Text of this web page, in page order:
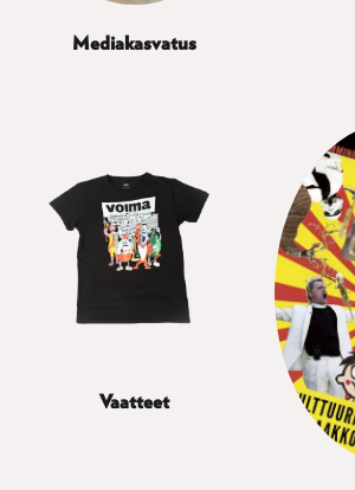
Mediakasvatus
Vaatteet